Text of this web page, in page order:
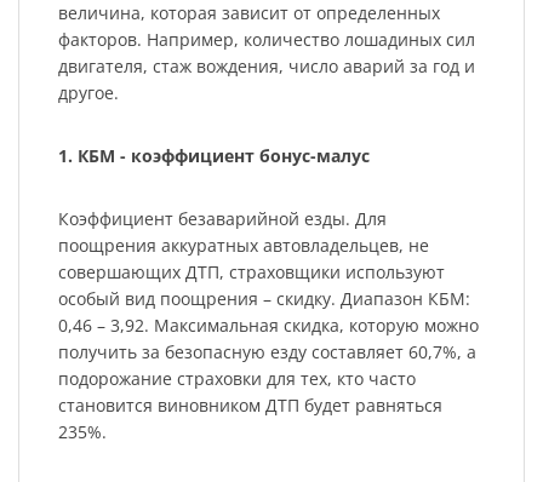
величина, которая зависит от определенных
факторов. Например, количество лошадиных сил
двигателя, стаж вождения, число аварий за год и
другое.
1. КБМ - коэффициент бонус-малус
Коэффициент безаварийной езды. Для
поощрения аккуратных автовладельцев, не
совершающих ДТП, страховщики используют
особый вид поощрения – скидку. Диапазон КБМ:
0,46 – 3,92. Максимальная скидка, которую можно
получить за безопасную езду составляет 60,7%, а
подорожание страховки для тех, кто часто
становится виновником ДТП будет равняться
235%.